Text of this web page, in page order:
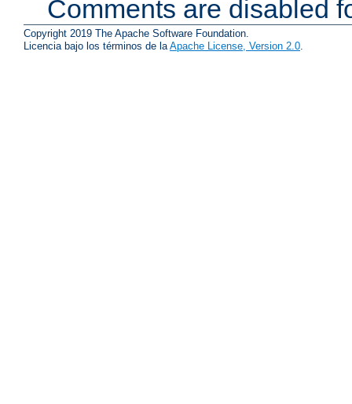
Comments are disabled
Copyright 2019 The Apache Software Foundation.
Licencia bajo los términos de la Apache License, Version 2.0